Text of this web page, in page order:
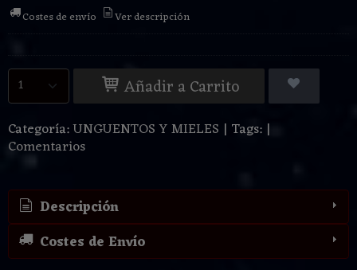
Costes de envío Ver descripción
Añadir a Carrito
Categoría:UNGUENTOS Y MIELES | Tags: |
Comentarios
Descripción
Costes de Envío